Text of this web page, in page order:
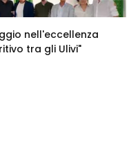
nell'eccellenza
tra gli Ulivi"